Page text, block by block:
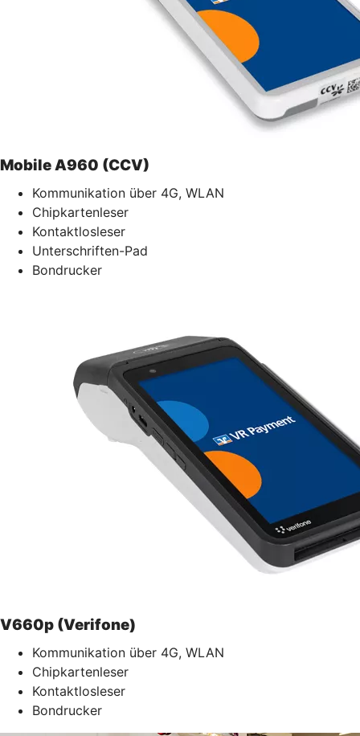
Mobile A960 (CCV)
Kommunikation über 4G, WLAN
Chipkartenleser
Kontaktlosleser
Unterschriften-Pad
Bondrucker
V660p (Verifone)
Kommunikation über 4G, WLAN
Chipkartenleser
Kontaktlosleser
Bondrucker